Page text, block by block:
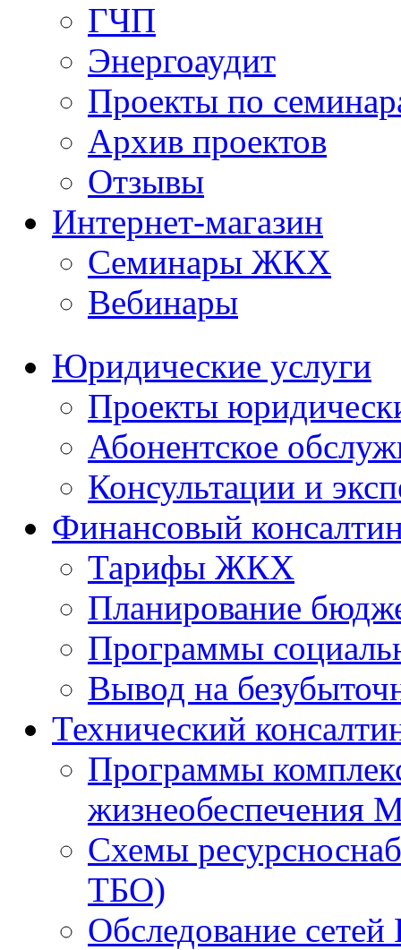
ГЧП
Энергоаудит
Проекты по
Архив проектов
Отзывы
Интернет-магазин
Семинары ЖКХ
Вебинары
Юридические услуги
Проекты
Абонентское
Консультации и
Финансовый
Тарифы ЖКХ
Планирование
Программы
Вывод на
Технический
Программы
жизнеобеспечения
Схемы
ТБО)
Обследование